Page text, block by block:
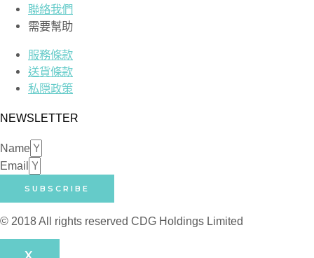
聯絡我們
需要幫助
服務條款
送貨條款
私隠政策
NEWSLETTER
Name
Email
SUBSCRIBE
© 2018 All rights reserved​ CDG Holdings Limited